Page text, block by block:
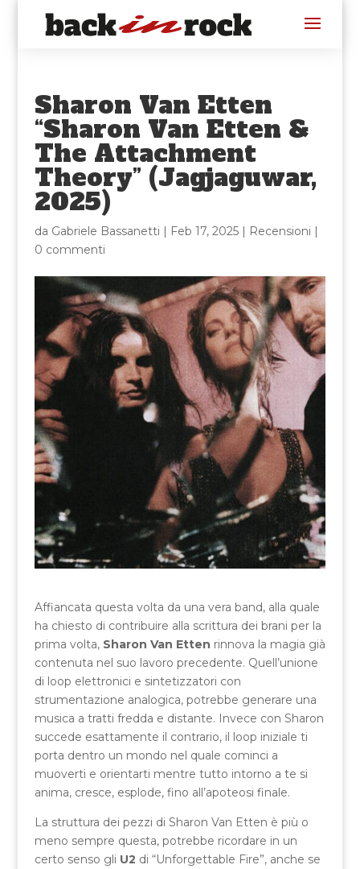
Sharon Van Etten
“Sharon Van Etten &
The Attachment
Theory” (Jagjaguwar,
2025)
da Gabriele Bassanetti | Feb 17, 2025| Recensioni |
0 commenti
Affiancata questa volta da una vera band, alla quale
ha chiesto di contribuire alla scrittura dei brani per la
prima volta, Sharon Van Etten rinnova la magia già
contenuta nel suo lavoro precedente. Quell’unione
di loop elettronici e sintetizzatori con
strumentazione analogica, potrebbe generare una
musica a tratti fredda e distante. Invece con Sharon
succede esattamente il contrario, il loop iniziale ti
porta dentro un mondo nel quale cominci a
muoverti e orientarti mentre tutto intorno a te si
anima, cresce, esplode, fino all’apoteosi finale.
La struttura dei pezzi di Sharon Van Etten è più o
meno sempre questa, potrebbe ricordare in un
certo senso gli U2 di “Unforgettable Fire”, anche se